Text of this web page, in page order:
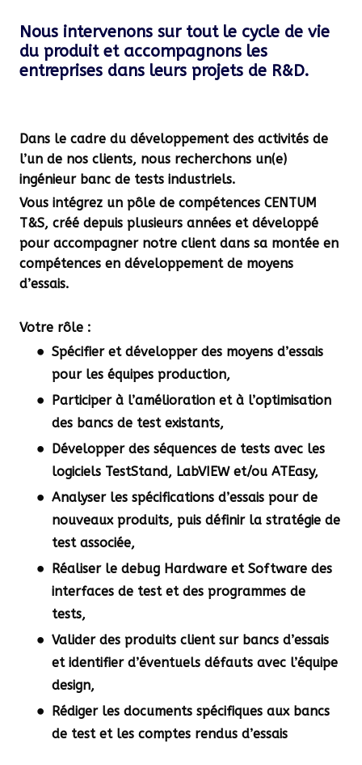
Nous intervenons sur tout le cycle de vie
du produit et accompagnons les
entreprises dans leurs projets de R&D.
Dans le cadre du développement des activités de
l’un de nos clients, nous recherchons un(e)
ingénieur banc de tests industriels.
Vous intégrez un pôle de compétences CENTUM
T&S, créé depuis plusieurs années et développé
pour accompagner notre client dans sa montée en
compétences en développement de moyens
d’essais.
Votre rôle :
Spécifier et développer des moyens d’essais
pour les équipes production,
Participer à l’amélioration et à l’optimisation
des bancs de test existants,
Développer des séquences de tests avec les
logiciels TestStand, LabVIEW et/ou ATEasy,
Analyser les spécifications d’essais pour de
nouveaux produits, puis définir la stratégie de
test associée,
Réaliser le debug Hardware et Software des
interfaces de test et des programmes de
tests,
Valider des produits client sur bancs d’essais
et identifier d’éventuels défauts avec l’équipe
design,
Rédiger les documents spécifiques aux bancs
de test et les comptes rendus d’essais